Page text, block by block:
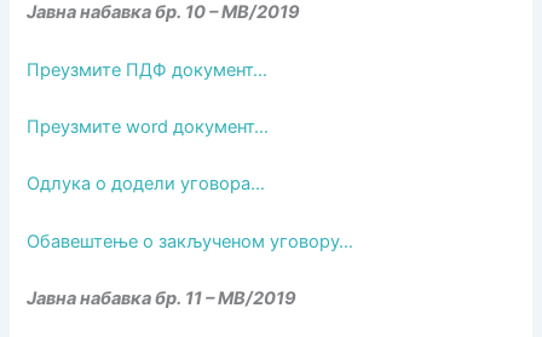
Јавна набавка бр. 10 – МВ/2019
Преузмите ПДФ документ…
Преузмите word документ…
Одлука о додели уговора…
Обавештење о закљученом уговору…
Јавна набавка бр. 11 – МВ/2019